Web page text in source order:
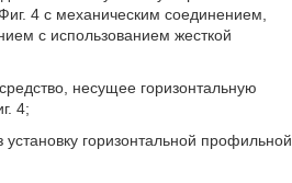
4 с механическим соединением,
с использованием жесткой
несущее горизонтальную
4;
установку горизонтальной профильной